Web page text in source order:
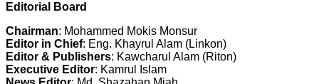
Editorial Board
Chairman: Mohammed Mokis Monsur
Editor in Chief: Eng. Khayrul Alam (Linkon)
Editor & Publishers: Kawcharul Alam (Riton)
Executive Editor: Kamrul Islam